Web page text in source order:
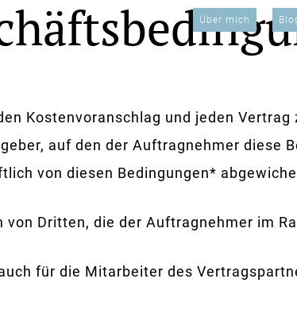
Über mich
Kostenvoranschlag und jeden
auf den der Auftragnehmer diese
von diesen Bedingungen*
Dritten, die der Auftragnehmer im
für die Mitarbeiter des